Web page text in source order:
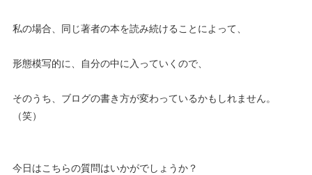
私の場合、同じ著者の本を読み続けることによって、
形態模写的に、自分の中に入っていくので、
そのうち、ブログの書き方が変わっているかもしれません。
（笑）
今日はこちらの質問はいかがでしょうか？